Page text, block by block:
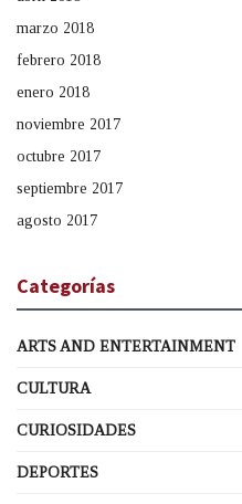
marzo 2018
febrero 2018
enero 2018
noviembre 2017
octubre 2017
septiembre 2017
agosto 2017
Categorías
ARTS AND ENTERTAINMENT
CULTURA
CURIOSIDADES
DEPORTES